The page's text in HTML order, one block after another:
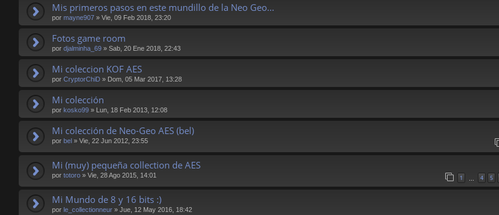
Mis primeros pasos en este mundillo de la Neo Geo...
por mayne907 » Vie, 09 Feb 2018, 23:20
Fotos game room
por djalminha_69 » Sab, 20 Ene 2018, 22:43
Mi coleccion KOF AES
por CryptorChiD » Dom, 05 Mar 2017, 13:28
Mi colección
por kosko99 » Lun, 18 Feb 2013, 12:08
Mi colección de Neo-Geo AES (bel)
por bel » Vie, 22 Jun 2012, 23:55
Mi (muy) pequeña collection de AES
por totoro » Vie, 28 Ago 2015, 14:01 1 … 4 5
Mi Mundo de 8 y 16 bits :)
por le_collectionneur » Jue, 12 May 2016, 18:42